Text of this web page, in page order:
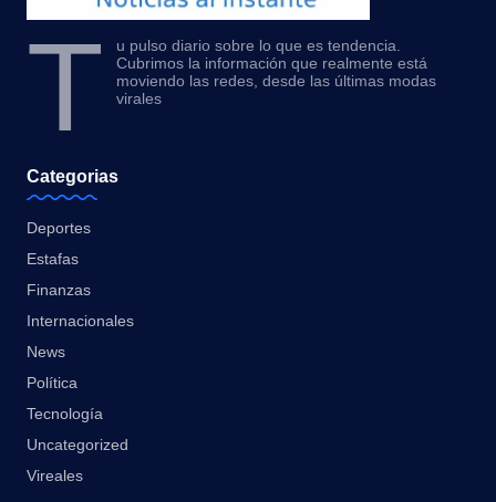
T
u pulso diario sobre lo que es tendencia.
Cubrimos la información que realmente está
moviendo las redes, desde las últimas modas
virales
Categorias
Deportes
Estafas
Finanzas
Internacionales
News
Política
Tecnología
Uncategorized
Vireales